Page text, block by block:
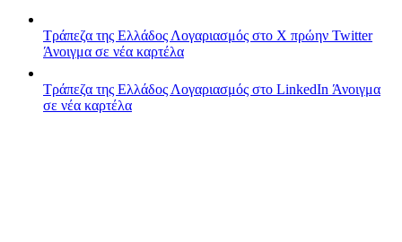
Τράπεζα της Ελλάδος Λογαριασμός στο X πρώην Twitter
Άνοιγμα σε νέα καρτέλα
Τράπεζα της Ελλάδος Λογαριασμός στο LinkedIn Άνοιγμα
σε νέα καρτέλα